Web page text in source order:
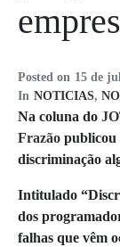
Posted on 15 de
In NOTICIAS,
Na coluna do
Frazão publicou
discriminação
Intitulado
dos
falhas que vêm